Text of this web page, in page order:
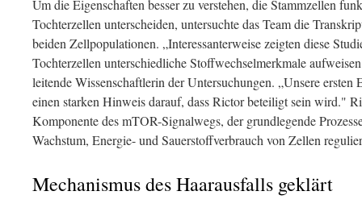
Um die Eigenschaften besser zu verstehen, die Stammzellen
Tochterzellen unterscheiden, untersuchte das Team die
beiden Zellpopulationen. „Interessanterweise zeigten diese
Tochterzellen unterschiedliche Stoffwechselmerkmale
leitende Wissenschaftlerin der Untersuchungen. „Unsere
einen starken Hinweis darauf, dass Rictor beteiligt sein wird."
Komponente des mTOR-Signalwegs, der grundlegende
Wachstum, Energie- und Sauerstoffverbrauch von Zellen
Mechanismus des Haarausfalls geklärt